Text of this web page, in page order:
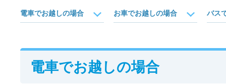
電車でお越しの場合 お車でお越しの場合 バス
電車でお越しの場合